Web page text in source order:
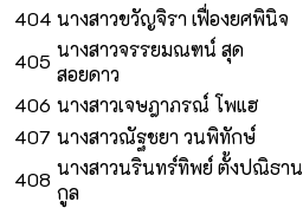
404 นางสาวขวัญจิรา เฟื่องยศพินิจ
405 นางสาวจรรยมณฑน์ สุด
สอยดาว
406 นางสาวเจษฎาภรณ์ โพแฮ
407 นางสาวณัฐชยา วนพิทักษ์
408 นางสาวนรินทร์ทิพย์ ตั้งปณิธาน
กูล